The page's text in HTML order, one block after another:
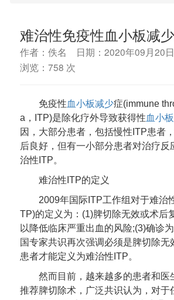
难治性免疫性血小板减
作者：佚名 日期：2020年09月20
浏览：758 次
免疫性血小板减少症(immune
a，ITP)是除化疗外导致获得性血小
因，大部分患者，包括慢性ITP患者
后良好，但有一小部分患者对治疗反
治性ITP。
难治性ITP的定义
2009年国际ITP工作组对于难治
TP)的定义为：(1)脾切除无效或术后
以降低临床严重出血的风险;(3)确诊
国专家共识再次强调必须是脾切除无
患者才能定义为难治性ITP。
然而目前，越来越多的患者和医
推荐脾切除术，广泛共识认为，对于